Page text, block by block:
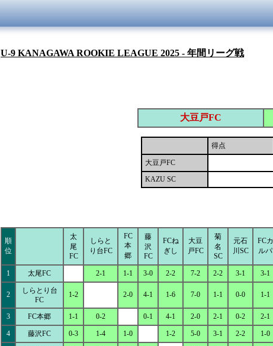
U-9 KANAGAWA ROOKIE LEAGUE 2025 - 年間リーグ戦
大豆戸FC
得点
大豆戸FC
KAZU SC
順
位
太
尾
FC
しらと
り台FC
FC
本
郷
藤
沢
FC
FCね
ぎし
大豆
戸FC
菊
名
SC
元石
川SC
FCカ
ルパ
1 太尾FC 2-1 1-1 3-0 2-2 7-2 2-2 3-1 3-1
2
しらとり台
FC
1-2 2-0 4-1 1-6 7-0 1-1 0-0 1-1
3 FC本郷 1-1 0-2 0-1 4-1 2-0 2-1 0-2 2-1
4 藤沢FC 0-3 1-4 1-0 1-2 5-0 3-1 2-2 1-0